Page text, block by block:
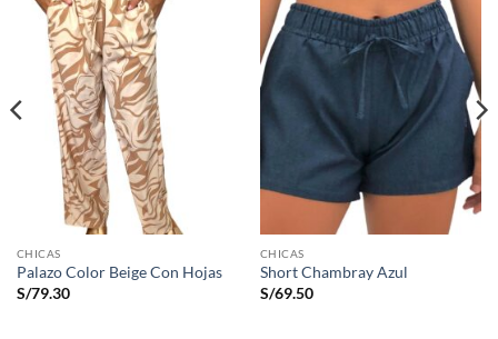
CHICAS
Palazo Color Beige Con Hojas
S/79.30
CHICAS
Short Chambray Azul
S/69.50